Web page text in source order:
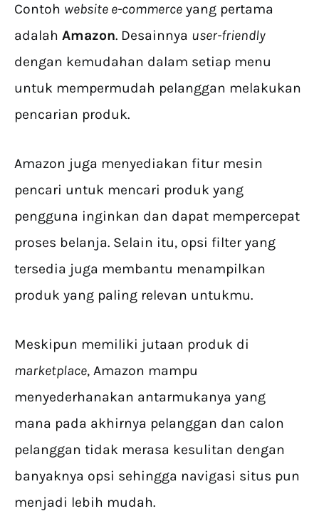
Contoh website e-commerce yang pertama
adalah Amazon. Desainnya user-friendly
dengan kemudahan dalam setiap menu
untuk mempermudah pelanggan melakukan
pencarian produk.
Amazon juga menyediakan fitur mesin
pencari untuk mencari produk yang
pengguna inginkan dan dapat mempercepat
proses belanja. Selain itu, opsi filter yang
tersedia juga membantu menampilkan
produk yang paling relevan untukmu.
Meskipun memiliki jutaan produk di
marketplace, Amazon mampu
menyederhanakan antarmukanya yang
mana pada akhirnya pelanggan dan calon
pelanggan tidak merasa kesulitan dengan
banyaknya opsi sehingga navigasi situs pun
menjadi lebih mudah.